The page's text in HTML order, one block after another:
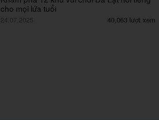
cho mọi lứa tuổi
24.07.2025 40,063 lượt xem